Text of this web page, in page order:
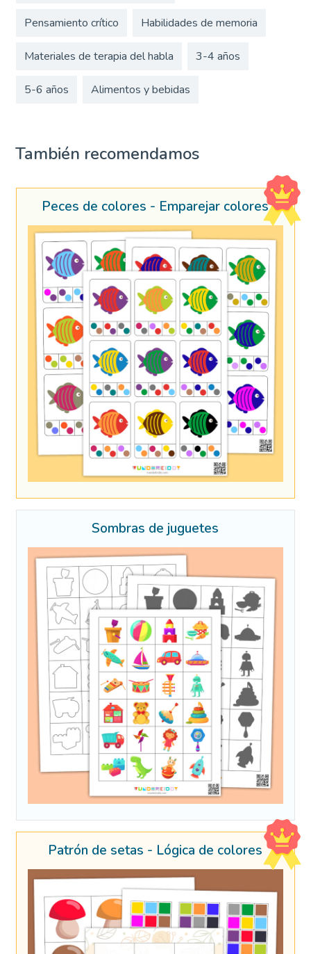
Pensamiento crítico Habilidades de memoria
Materiales de terapia del habla 3-4 años
5-6 años Alimentos y bebidas
También recomendamos
Peces de colores - Emparejar colores
Sombras de juguetes
Patrón de setas - Lógica de colores